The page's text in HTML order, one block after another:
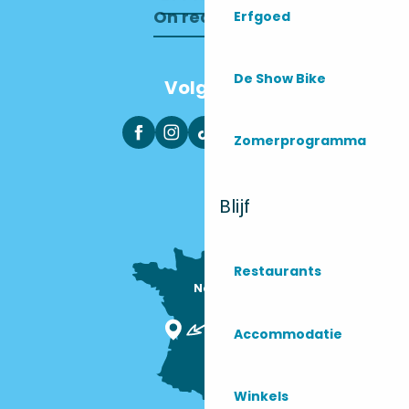
Erfgoed
De Show Bike
Zomerprogramma
Blijf
Restaurants
Accommodatie
Winkels
On recrute !
Volg ons
Nous sommes